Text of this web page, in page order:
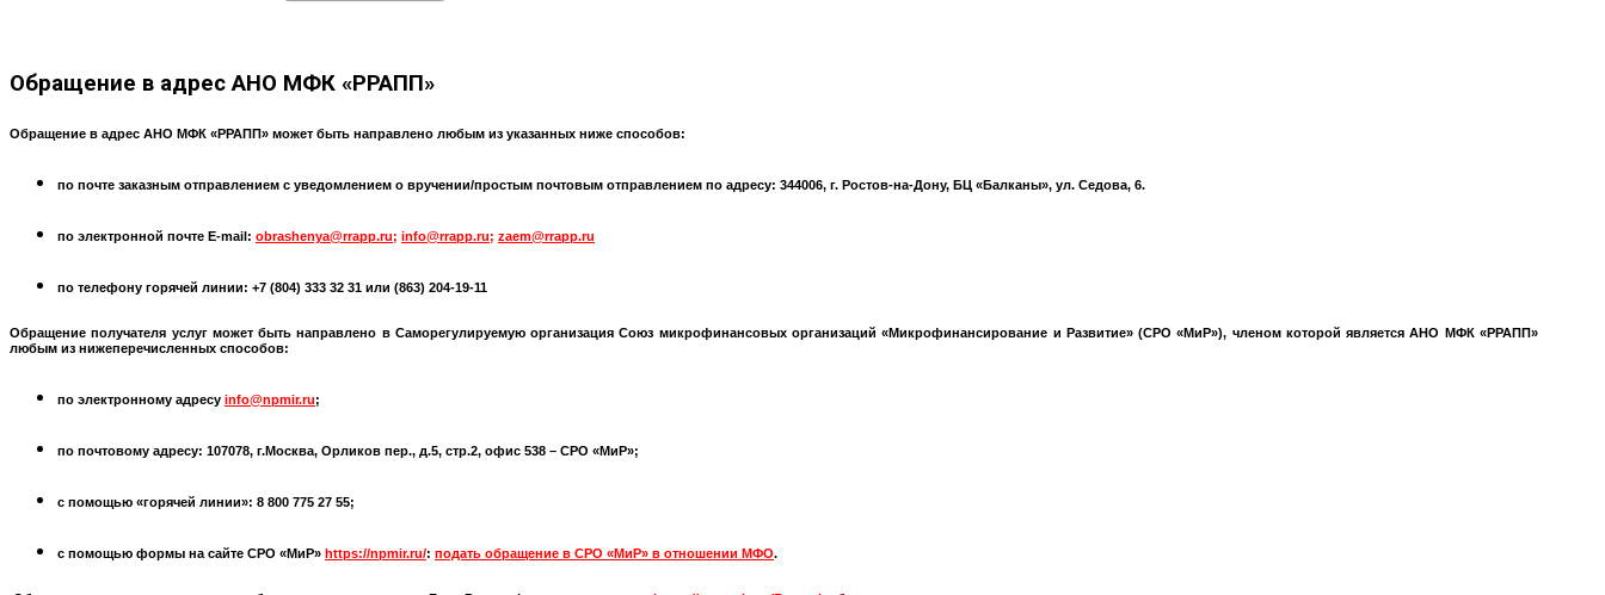
Обращение в адрес АНО МФК «РРАПП»
Обращение в адрес АНО МФК «РРАПП» может быть направлено любым из указанных ниже способов:
по почте заказным отправлением с уведомлением о вручении/простым почтовым отправлением по адресу: 344006, г. Ростов-на-Дону, БЦ «Балканы», ул. Седова, 6.
по электронной почте E-mail: obrashenya@rrapp.ru; info@rrapp.ru; zaem@rrapp.ru
по телефону горячей линии: +7 (804) 333 32 31 или (863) 204-19-11
Обращение получателя услуг может быть направлено в Саморегулируемую организация Союз микрофинансовых организаций «Микрофинансирование и Развитие» (СРО «МиР»), членом которой является АНО МФК «РРАПП»
любым из нижеперечисленных способов:
по электронному адресу info@npmir.ru;
по почтовому адресу: 107078, г.Москва, Орликов пер., д.5, стр.2, офис 538 – СРО «МиР»;
с помощью «горячей линии»: 8 800 775 27 55;
с помощью формы на сайте СРО «МиР» https://npmir.ru/: подать обращение в СРО «МиР» в отношении МФО.